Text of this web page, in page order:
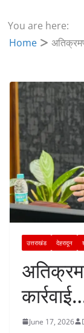
You are here:
Home
उत्तराखंड देहरादून
June 17, 2026